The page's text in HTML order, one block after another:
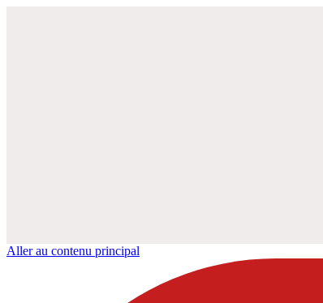
Aller au contenu principal